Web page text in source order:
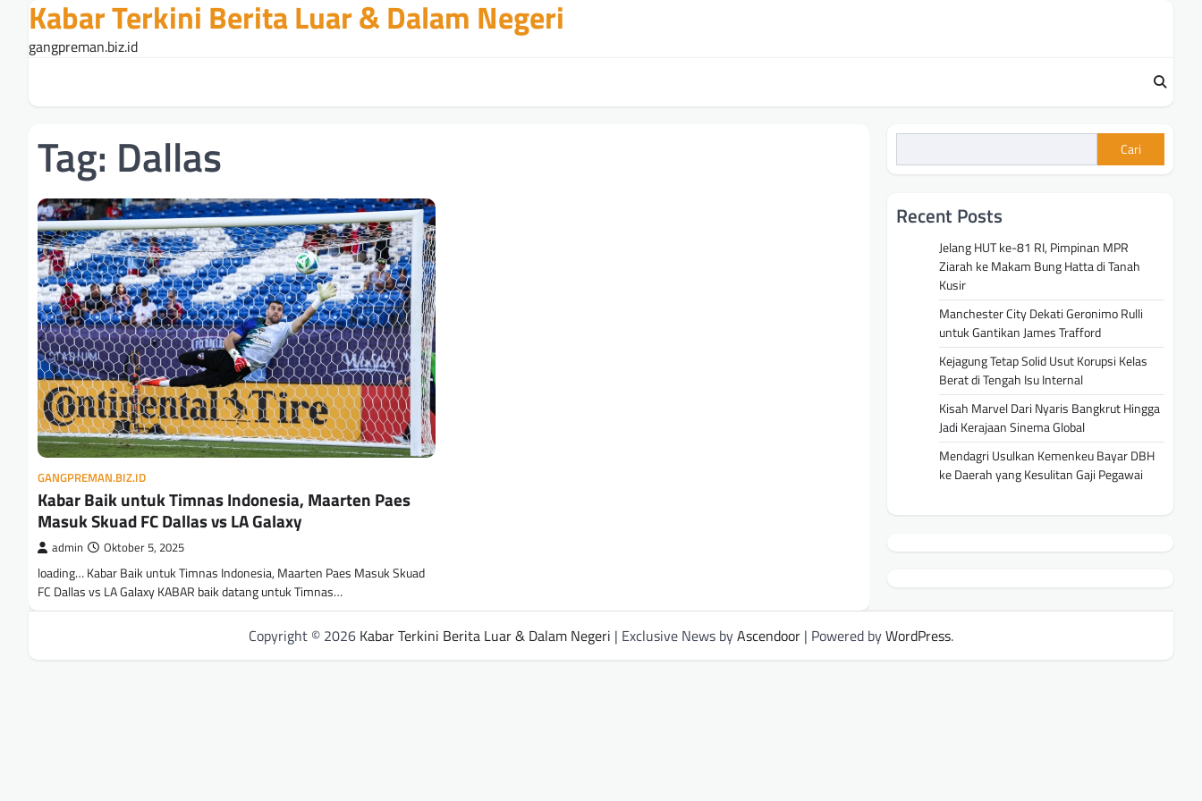
content
Kabar Terkini Berita Luar & Dalam Negeri
gangpreman.biz.id
Tag: Dallas
GANGPREMAN.BIZ.ID
Kabar Baik untuk Timnas Indonesia, Maarten Paes
Masuk Skuad FC Dallas vs LA Galaxy
admin Oktober 5, 2025
loading… Kabar Baik untuk Timnas Indonesia, Maarten Paes Masuk Skuad
FC Dallas vs LA Galaxy KABAR baik datang untuk Timnas…
Cari
Recent Posts
Jelang HUT ke-81 RI, Pimpinan MPR
Ziarah ke Makam Bung Hatta di Tanah
Kusir
Manchester City Dekati Geronimo Rulli
untuk Gantikan James Trafford
Kejagung Tetap Solid Usut Korupsi Kelas
Berat di Tengah Isu Internal
Kisah Marvel Dari Nyaris Bangkrut Hingga
Jadi Kerajaan Sinema Global
Mendagri Usulkan Kemenkeu Bayar DBH
ke Daerah yang Kesulitan Gaji Pegawai
Copyright © 2026 Kabar Terkini Berita Luar & Dalam Negeri | Exclusive News byAscendoor | Powered byWordPress.